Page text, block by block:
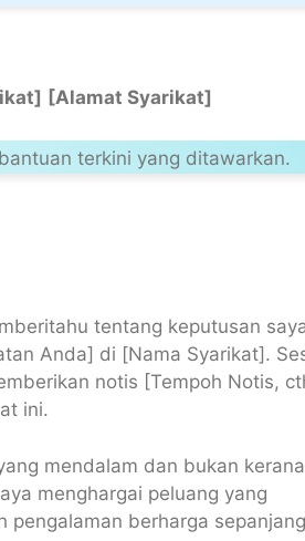
[Alamat Syarikat]
terkini yang ditawarkan.
tentang keputusan
Anda] di [Nama Syarikat].
notis [Tempoh Notis,
ini.
mendalam dan bukan kerana
menghargai peluang yang
pengalaman berharga sepanjang